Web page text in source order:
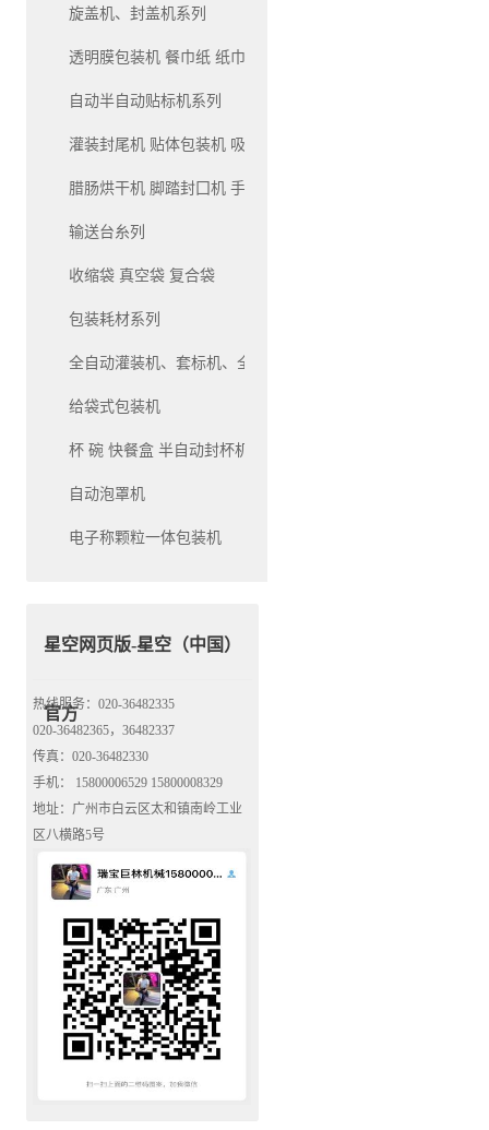
旋盖机、封盖机系列
透明膜包装机 餐巾纸 纸巾 包装机系列
自动半自动贴标机系列
灌装封尾机 贴体包装机 吸塑包装机系列
腊肠烘干机 脚踏封囗机 手压封口机系列
输送台糸列
收缩袋 真空袋 复合袋
包装耗材系列
全自动灌装机、套标机、全自动生产线灌装机系列
给袋式包装机
杯 碗 快餐盒 半自动封杯机和自动封杯机
自动泡罩机
电子称颗粒一体包装机
星空网页版-星空（中国）
官方
热线服务：020-36482335
020-36482365，36482337
传真：020-36482330
手机： 15800006529 15800008329
地址：广州市白云区太和镇南岭工业
区八横路5号